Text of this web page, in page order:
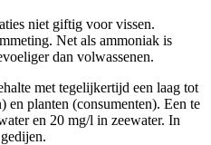
niet giftig voor vissen.
Net als ammoniak is
dan volwassenen.
met tegelijkertijd een laag tot
en planten (consumenten). Een te
en 20 mg/l in zeewater. In